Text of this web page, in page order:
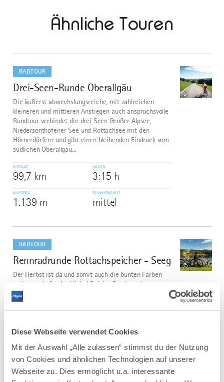
Diese Webseite verwendet Cookies
Mit der Auswahl „Alle zulassen“ stimmst du der Nutzung
von Cookies und ähnlichen Technologien auf unserer
Webseite zu. Dies ermöglicht u.a. interessante
Ähnliche Touren
RADTOUR
1
Drei-Seen-Runde Oberallgäu
©
Die äußerst abwechslungsreiche, mit zahlreichen
kleineren und mittleren Anstiegen auch anspruchsvolle
Rundtour verbindet die drei Seen Großer Alpsee,
Niedersonthofener See und Rottachsee mit den
Hörnerdörfern und gibt einen bleibenden Eindruck vom
südlichen Oberallgäu...
DISTANZ
99,7 km
DAUER
3:15 h
AUFSTIEG
1.139 m
SCHWIERIGKEIT
mittel
dazu
RADTOUR
2
Rennradrunde Rottachspeicher - Seeg
©
Der Herbst ist da und somit auch die bunten Farben
und traumhafte Ausblicke! Bei der Rundtour im
Voralpenland erwarten euch 80 km mit sanften Kurven,
mega Panorama, ruhigen Radwegen, Landstraßen zum
Gas geben, entspannten Anstiegen und der nicht zu
83,5 km 4:30 h
800 m mittel
dazu